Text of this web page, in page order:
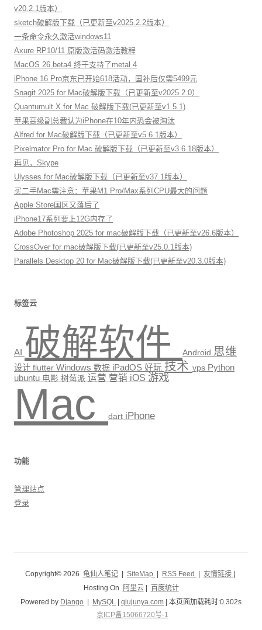
v20.2.1版本）
sketch破解版下载（已更新至v2025.2.2版本）
一条命令永久激活windows11
Axure RP10/11 原版激活码激活教程
MacOS 26 beta4 终于支持了metal 4
iPhone 16 Pro京东已开始618活动，国补后仅需5499元
Snagit 2025 for Mac破解版下载（已更新至v2025.2.0）
Quantumult X for Mac 破解版下载(已更新至v1.5.1)
苹果高级副总裁认为iPhone在10年内恐会被淘汰
Alfred for Mac破解版下载（已更新至v5.6.1版本）
Pixelmator Pro for Mac 破解版下载（已更新至v3.6.18版本）
再见，Skype
Ulysses for Mac破解版下载（已更新至v37.1版本）
买二手Mac需注意：苹果M1 Pro/Max系列CPU最大的问题
Apple Store国区又落后了
iPhone17系列要上12G内存了
Adobe Photoshop 2025 for mac破解版下载（已更新至v26.6版本）
CrossOver for mac破解版下载(已更新至v25.0.1版本)
Parallels Desktop 20 for Mac破解版下载(已更新至v20.3.0版本)
标签云
AI 破解软件 Android 思维
设计 flutter Windows 数据 iPadOS 好玩 技术 vps Python
ubuntu 电影 树莓派 运营 营销 iOS 游戏
Mac dart iPhone
功能
管理站点
登录
Copyright© 2026 龟仙人笔记 SiteMap RSS Feed 友情链接
Hosting On
阿里云|
百度统计
Powered by Django MySQL qiujunya.com | 本页面加载耗时:0.302s
京ICP备15066720号-1